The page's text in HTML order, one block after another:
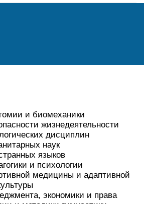
и биомеханики
жизнедеятельности
дисциплин
наук
языков
и психологии
медицины и адаптивной
экономики и права